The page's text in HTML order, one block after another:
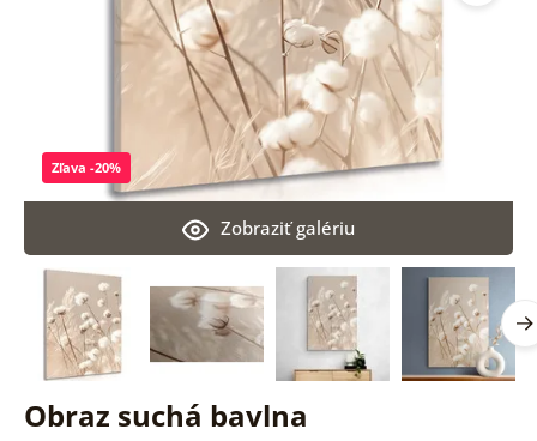
Obraz suchá bavlna
Zobraziť galériu
Zľava -20%